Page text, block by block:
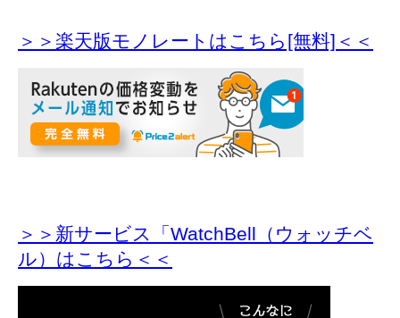
＞＞楽天版モノレートはこちら[無料]＜＜
＞＞新サービス「WatchBell（ウォッチベ
ル）はこちら＜＜